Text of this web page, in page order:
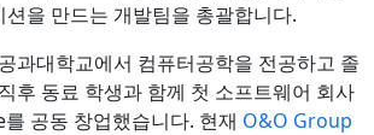
을 만드는 개발팀을 총괄합니다.
과대학교에서 컴퓨터공학을 전공하고 졸
후 동료 학생과 함께 첫 소프트웨어 회사
공동 창업했습니다. 현재 O&O Group